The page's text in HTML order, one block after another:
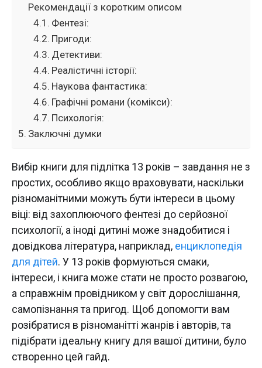
Рекомендації з коротким описом
Фентезі:
Пригоди:
Детективи:
Реалістичні історії:
Наукова фантастика:
Графічні романи (комікси):
Психологія:
Заключні думки
Вибір книги для підлітка 13 років – завдання не з
простих, особливо якщо враховувати, наскільки
різноманітними можуть бути інтереси в цьому
віці: від захоплюючого фентезі до серйозної
психології, а іноді дитині може знадобитися і
довідкова література, наприклад, енциклопедія
для дітей. У 13 років формуються смаки,
інтереси, і книга може стати не просто розвагою,
а справжнім провідником у світ дорослішання,
самопізнання та пригод. Щоб допомогти вам
розібратися в різноманітті жанрів і авторів, та
підібрати ідеальну книгу для вашої дитини, було
створенно цей гайд.